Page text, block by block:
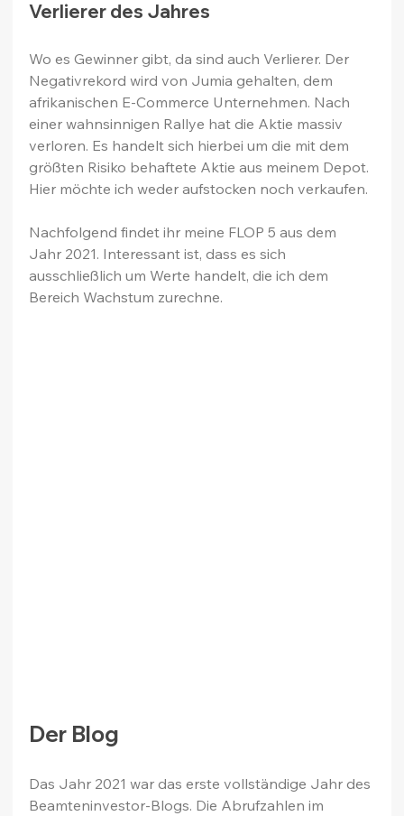
Verlierer des Jahres
Wo es Gewinner gibt, da sind auch Verlierer. Der
Negativrekord wird von Jumia gehalten, dem
afrikanischen E-Commerce Unternehmen. Nach
einer wahnsinnigen Rallye hat die Aktie massiv
verloren. Es handelt sich hierbei um die mit dem
größten Risiko behaftete Aktie aus meinem Depot.
Hier möchte ich weder aufstocken noch verkaufen.
Nachfolgend findet ihr meine FLOP 5 aus dem
Jahr 2021. Interessant ist, dass es sich
ausschließlich um Werte handelt, die ich dem
Bereich Wachstum zurechne.
Der Blog
Das Jahr 2021 war das erste vollständige Jahr des
Beamteninvestor-Blogs. Die Abrufzahlen im